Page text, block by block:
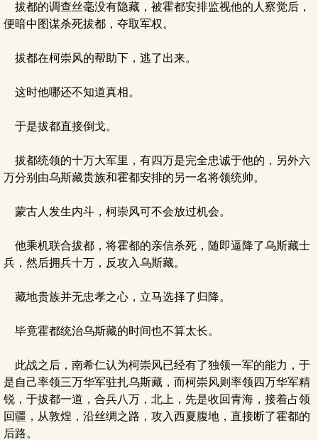
拔都的调查丝毫没有隐藏，被霍都安排监视他的人察觉后，
便暗中图谋杀死拔都，夺取军权。
拔都在柯崇风的帮助下，逃了出来。
这时他哪还不知道真相。
于是拔都直接倒戈。
拔都统领的十万大军里，有四万是完全忠诚于他的，另外六
万分别由乌斯藏贵族和霍都安排的另一名将领统帅。
蒙古人发生内斗，柯崇风可不会放过机会。
他乘机联合拔都，将霍都的亲信杀死，随即逼降了乌斯藏士
兵，然后拥兵十万，反攻入乌斯藏。
藏地贵族并无忠孝之心，立马选择了归降。
毕竟霍都统治乌斯藏的时间也不算太长。
此战之后，南希仁认为柯崇风已经有了独领一军的能力，于
是自己率领三万华军驻扎乌斯藏，而柯崇风则率领四万华军精
锐，于拔都一道，合兵八万，北上，先是收回青海，接着占领
回疆，从敦煌，沿丝绸之路，攻入西夏腹地，直接断了霍都的
后路。